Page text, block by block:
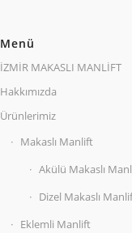
Menü
İZMİR MAKASLI MANLİFT
Hakkımızda
Ürünlerimiz
Makaslı Manlift
Akülü Makaslı
Dizel Makaslı
Eklemli Manlift